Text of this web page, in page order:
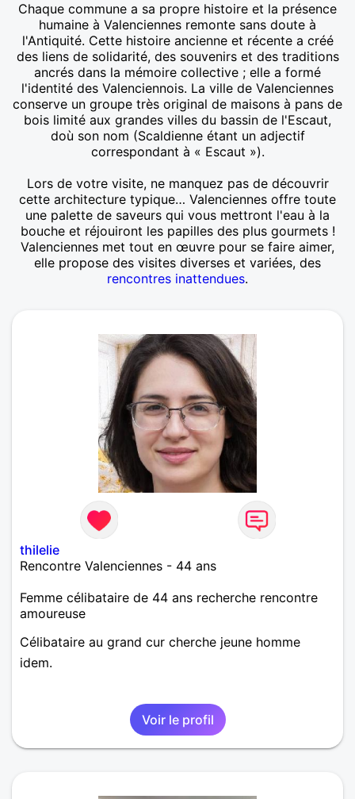
Chaque commune a sa propre histoire et la présence
humaine à Valenciennes remonte sans doute à
l'Antiquité. Cette histoire ancienne et récente a créé
des liens de solidarité, des souvenirs et des traditions
ancrés dans la mémoire collective ; elle a formé
l'identité des Valenciennois. La ville de Valenciennes
conserve un groupe très original de maisons à pans de
bois limité aux grandes villes du bassin de l'Escaut,
doù son nom (Scaldienne étant un adjectif
correspondant à « Escaut »).
Lors de votre visite, ne manquez pas de découvrir
cette architecture typique… Valenciennes offre toute
une palette de saveurs qui vous mettront l'eau à la
bouche et réjouiront les papilles des plus gourmets !
Valenciennes met tout en œuvre pour se faire aimer,
elle propose des visites diverses et variées, des
rencontres inattendues.
thilelie
Rencontre Valenciennes - 44 ans
Femme célibataire de 44 ans recherche rencontre
amoureuse
Célibataire au grand cur cherche jeune homme
idem.
Voir le profil